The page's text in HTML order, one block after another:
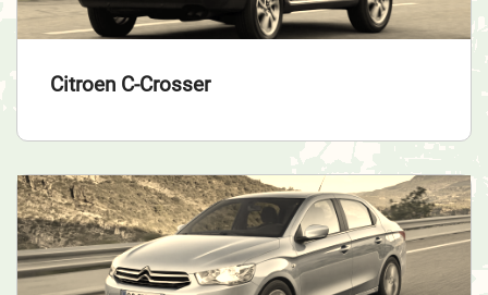
Citroen C-Crosser